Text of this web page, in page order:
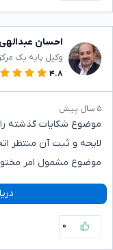
احسان عبدالهی
وکیل پایه یک
۴.۸
۵ سال پیش
موضوع شکایات گذشته
لایحه و ثبت آن منتظر
موضوع مشمول امر
۰